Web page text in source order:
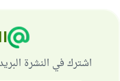
اشترك في النشرة